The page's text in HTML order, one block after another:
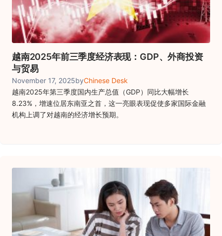
越南2025年前三季度经济表现：GDP、外商投资
与贸易
November 17, 2025byChinese Desk
越南2025年第三季度国内生产总值（GDP）同比大幅增长
8.23%，增速位居东南亚之首，这一亮眼表现促使多家国际金融
机构上调了对越南的经济增长预期。